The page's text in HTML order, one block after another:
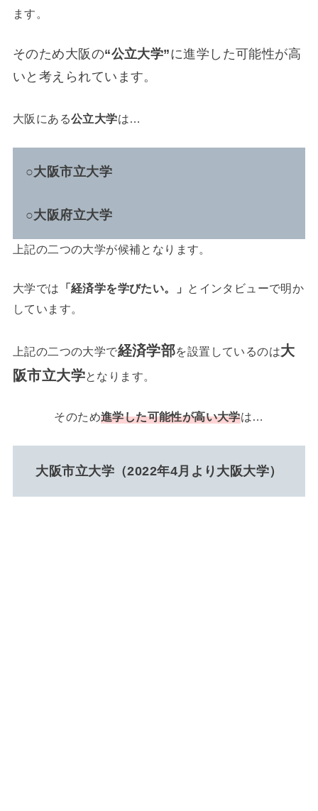
ます。
そのため大阪の“公立大学”に進学した可能性が高
いと考えられています。
大阪にある公立大学は…
○大阪市立大学
○大阪府立大学
上記の二つの大学が候補となります。
大学では 「経済学を学びたい。」
とインタビューで明か
しています。
上記の二つの大学で経済学部を設置しているのは大
阪市立大学となります。
そのため進学した可能性が高い大学は…
大阪市立大学（2022年4月より大阪大学）